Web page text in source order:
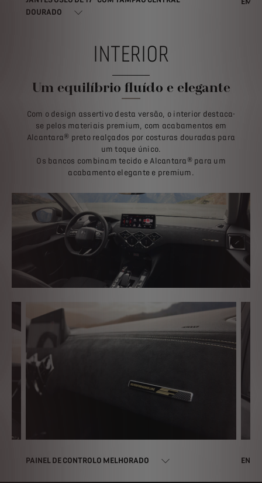
DOURADO
INTERIOR
Um equilíbrio fluído e elegante
Com o design assertivo desta versão, o interior destaca-
se pelos materiais premium, com acabamentos em
Alcantara® preto realçados por costuras douradas para
um toque único.
Os bancos combinam tecido e Alcantara® para um
acabamento elegante e premium.
PAINEL DE CONTROLO MELHORADO